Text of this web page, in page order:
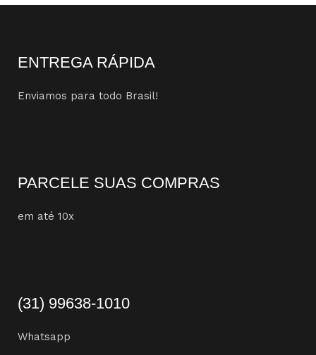
ENTREGA RÁPIDA
Enviamos para todo Brasil!
PARCELE SUAS COMPRAS
em até 10x
(31) 99638-1010
Whatsapp